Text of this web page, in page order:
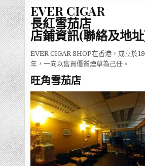
EVER CIGAR
長紅雪茄店
店鋪資訊(聯絡及地
EVER CIGAR SHOP在香港，成立於
年，一向以售買優質煙草為己任。
旺角雪茄店